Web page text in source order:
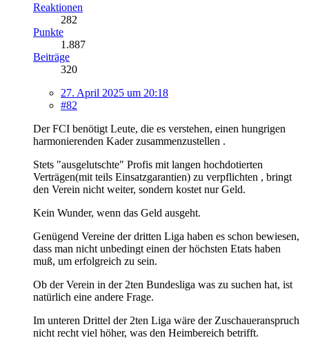
Reaktionen
282
Punkte
1.887
Beiträge
320
27. April 2025 um 20:18
#82
Der FCI benötigt Leute, die es verstehen, einen hungrigen
harmonierenden Kader zusammenzustellen .
Stets "ausgelutschte" Profis mit langen hochdotierten
Verträgen(mit teils Einsatzgarantien) zu verpflichten , bringt
den Verein nicht weiter, sondern kostet nur Geld.
Kein Wunder, wenn das Geld ausgeht.
Genügend Vereine der dritten Liga haben es schon bewiesen,
dass man nicht unbedingt einen der höchsten Etats haben
muß, um erfolgreich zu sein.
Ob der Verein in der 2ten Bundesliga was zu suchen hat, ist
natürlich eine andere Frage.
Im unteren Drittel der 2ten Liga wäre der Zuschaueranspruch
nicht recht viel höher, was den Heimbereich betrifft.